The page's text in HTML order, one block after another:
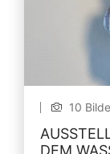
10
DEM